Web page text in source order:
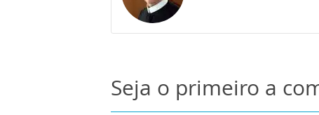
Seja o primeiro a